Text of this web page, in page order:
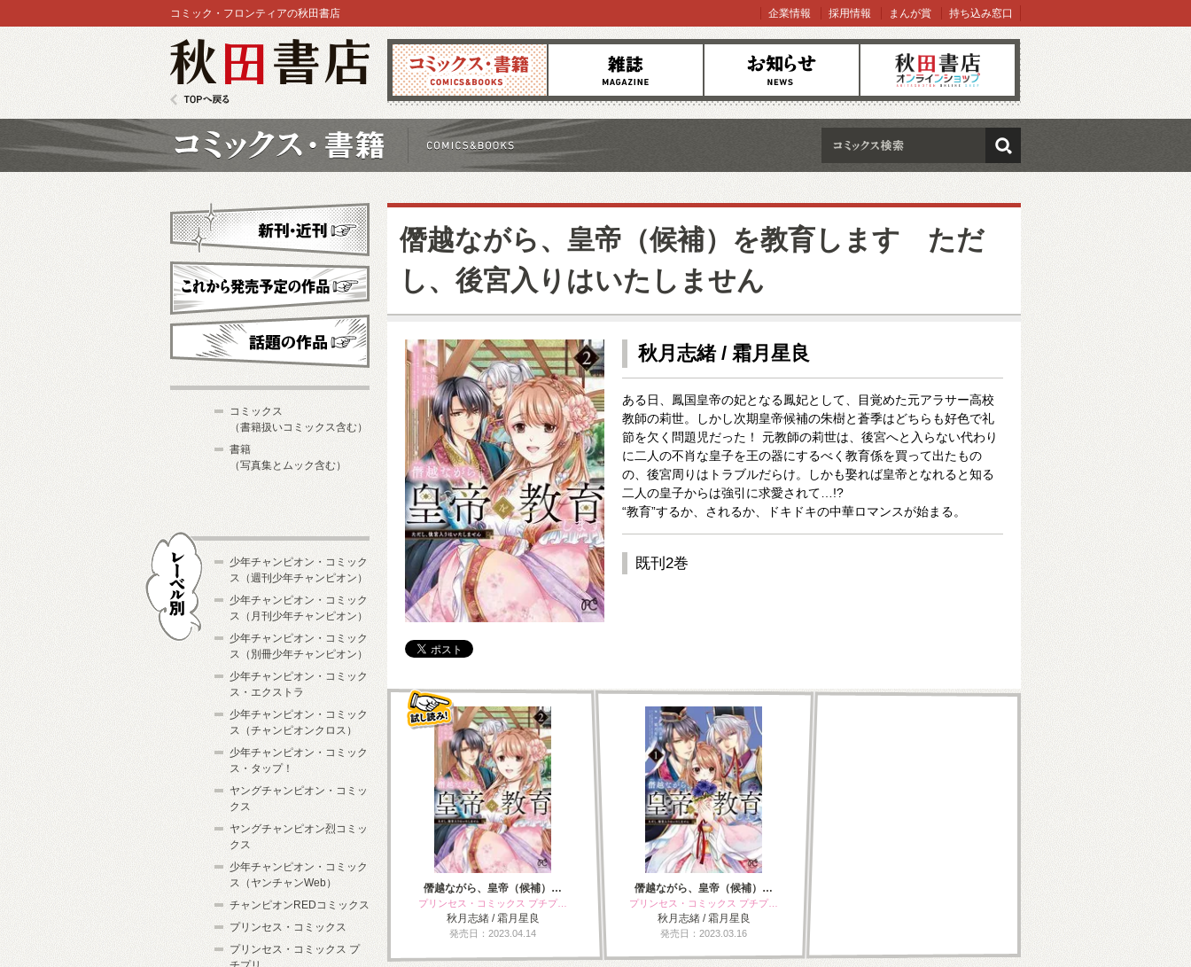
コミックス 雑誌 お知らせ オンラインショップ
コミック・フロンティアの秋田書店 企業情報 採用情報 まんが賞 持ち込み窓口
検索
僭越ながら、皇帝（候補）を教育します ただ
し、後宮入りはいたしません
秋月志緒 / 霜月星良
ある日、鳳国皇帝の妃となる鳳妃として、目覚めた元アラサー高校
教師の莉世。しかし次期皇帝候補の朱樹と蒼季はどちらも好色で礼
節を欠く問題児だった！ 元教師の莉世は、後宮へと入らない代わり
に二人の不肖な皇子を王の器にするべく教育係を買って出たもの
の、後宮周りはトラブルだらけ。しかも娶れば皇帝となれると知る
二人の皇子からは強引に求愛されて…!?
“教育”するか、されるか、ドキドキの中華ロマンスが始まる。
既刊2巻
僭越ながら、皇帝（候補）…
プリンセス・コミックス プチプ…
秋月志緒 / 霜月星良
発売日：2023.04.14
僭越ながら、皇帝（候補）…
プリンセス・コミックス プチプ…
秋月志緒 / 霜月星良
発売日：2023.03.16
新刊・近刊
これから発売予定
コミックス
（書籍扱いコミックス含む）
書籍
（写真集とムック含む）
少年チャンピオン・コミック
ス（週刊少年チャンピオン）
少年チャンピオン・コミック
ス（月刊少年チャンピオン）
少年チャンピオン・コミック
ス（別冊少年チャンピオン）
少年チャンピオン・コミック
ス・エクストラ
少年チャンピオン・コミック
ス（チャンピオンクロス）
少年チャンピオン・コミック
ス・タップ！
ヤングチャンピオン・コミッ
クス
ヤングチャンピオン烈コミッ
クス
少年チャンピオン・コミック
ス（ヤンチャンWeb）
チャンピオンREDコミックス
プリンセス・コミックス
プリンセス・コミックス プ